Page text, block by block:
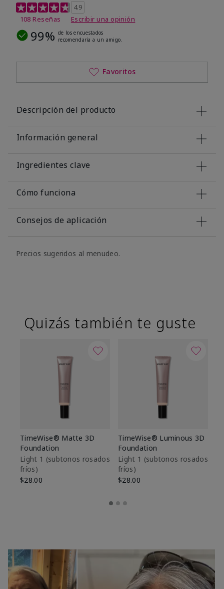
Calificación de clientes de 5 de 5
4.9
108 Reseñas
Escribir una opinión
99% de los encuestados
recomendaría a un amigo.
Favoritos
Descripción del producto
Información general
Ingredientes clave
Cómo funciona
Consejos de aplicación
Precios sugeridos al menudeo.
Quizás también te guste
TimeWise® Matte 3D
Foundation
Light 1​ (subtonos rosados
fríos)
$28.00
TimeWise® Luminous 3D
Foundation
Light 1​ (subtonos rosados
fríos)
$28.00